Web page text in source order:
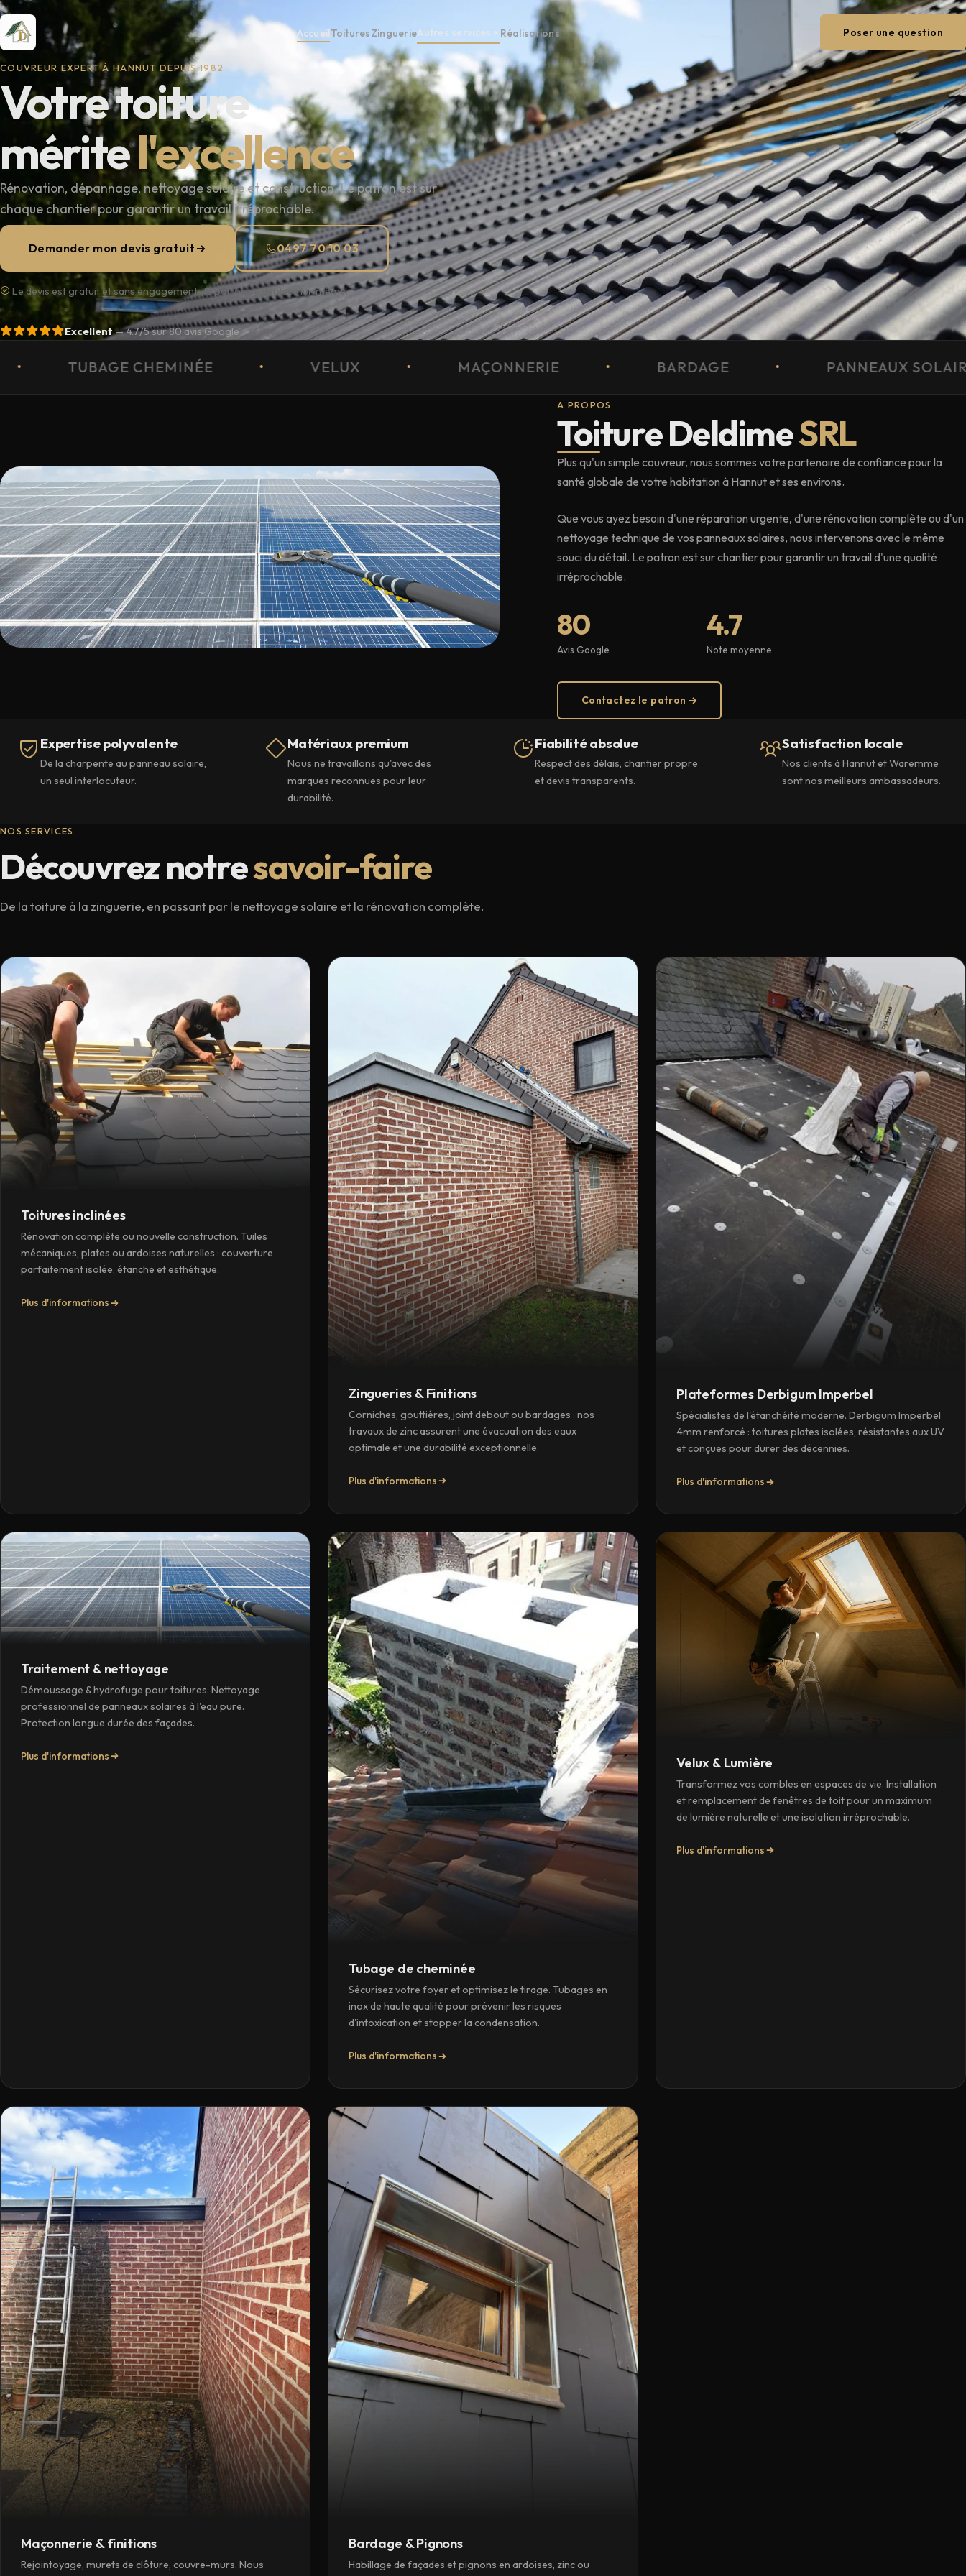
AccueilToituresZinguerieAutres services Réalisations Poser une question
COUVREUR EXPERT À HANNUT DEPUIS 1982
Votre toiture
méritel'excellence
Rénovation, dépannage, nettoyage solaire et construction. Le patron est sur
chaque chantier pour garantir un travail irréprochable.
Demander mon devis gratuit 0497 70 10 03
Le devis est gratuit et sans engagement : le patron se déplace lui-même.
Excellent—4.7/5 sur80avis Google
• VELUX MAÇONNERIE BARDAGE PANNEAUX SOLAIRES •
A PROPOS
Toiture DeldimeSRL
Plus qu'un simple couvreur, nous sommes votre partenaire de confiance pour la
santé globale de votre habitation à Hannut et ses environs.
Que vous ayez besoin d'une réparation urgente, d'une rénovation complète ou d'un
nettoyage technique de vos panneaux solaires, nous intervenons avec le même
souci du détail. Le patron est sur chantier pour garantir un travail d'une qualité
irréprochable.
80
Avis Google
4.7
Note moyenne
Contactez le patron
Expertise polyvalente
De la charpente au panneau solaire,
un seul interlocuteur.
Matériaux premium
Nous ne travaillons qu'avec des
marques reconnues pour leur
durabilité.
Fiabilité absolue
Respect des délais, chantier propre
et devis transparents.
Satisfaction locale
Nos clients à Hannut et Waremme
sont nos meilleurs ambassadeurs.
NOS SERVICES
Découvrez notresavoir-faire
De la toiture à la zinguerie, en passant par le nettoyage solaire et la rénovation complète.
Toitures inclinées
Rénovation complète ou nouvelle construction. Tuiles
mécaniques, plates ou ardoises naturelles : couverture
parfaitement isolée, étanche et esthétique.
Plus d'informations
Zingueries & Finitions
Corniches, gouttières, joint debout ou bardages : nos
travaux de zinc assurent une évacuation des eaux
optimale et une durabilité exceptionnelle.
Plus d'informations
Plateformes Derbigum Imperbel
Spécialistes de l'étanchéité moderne. Derbigum Imperbel
4mm renforcé : toitures plates isolées, résistantes aux UV
et conçues pour durer des décennies.
Plus d'informations
Traitement & nettoyage
Démoussage & hydrofuge pour toitures. Nettoyage
professionnel de panneaux solaires à l'eau pure.
Protection longue durée des façades.
Plus d'informations
Tubage de cheminée
Sécurisez votre foyer et optimisez le tirage. Tubages en
inox de haute qualité pour prévenir les risques
d'intoxication et stopper la condensation.
Plus d'informations
Velux & Lumière
Transformez vos combles en espaces de vie. Installation
et remplacement de fenêtres de toit pour un maximum
de lumière naturelle et une isolation irréprochable.
Plus d'informations
Maçonnerie & finitions
Rejointoyage, murets de clôture, couvre-murs. Nous
Bardage & Pignons
Habillage de façades et pignons en ardoises, zinc ou